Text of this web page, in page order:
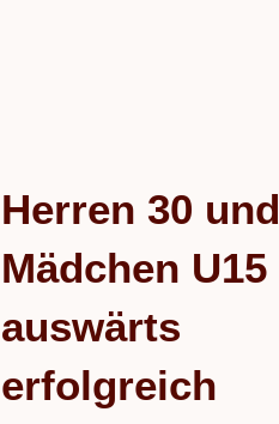
Herren 30 und
Mädchen U15
auswärts
erfolgreich